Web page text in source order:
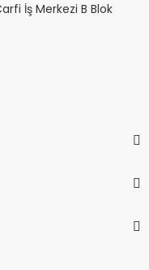
İş Merkezi B Blok